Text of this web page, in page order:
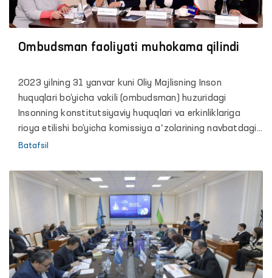
Ombudsman faoliyati muhokama qilindi
2023 yilning 31 yanvar kuni Oliy Majlisning Inson
huquqlari bo‘yicha vakili (ombudsman) huzuridagi
Insonning konstitutsiyaviy huquqlari va erkinliklariga
rioya etilishi bo‘yicha komissiya aʼzolarining navbatdagi
yig‘ilishi bo‘lib o‘tdi. Yangi tarkibdagi komissiya
Inson huquqlari bo‘yicha vakili (ombudsman)ning 2022
yildagi faoliyati ko‘rib chiqildi.
Batafsil